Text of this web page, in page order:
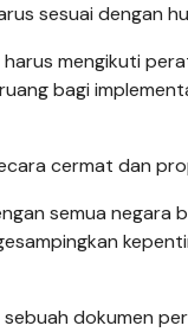
sesuai dengan
mengikuti
bagi
cermat dan
semua negara
dokumen